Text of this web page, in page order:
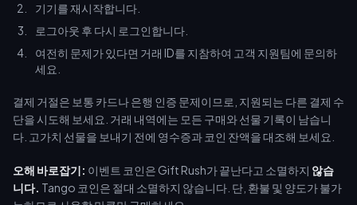
기기를 재시작합니다.
로그아웃 후 다시 로그인합니다.
여전히 문제가 있다면 거래 ID를 지참하여 고객 지원팀에 문의하
세요.
결제 거절은 보통 카드나 은행 인증 문제이므로, 지원되는 다른 결제 수
단을 시도해 보세요. 거래 내역에는 모든 구매와 선물 기록이 남습니
다. 고가치 선물을 보내기 전에 영수증과 코인 잔액을 대조해 보세요.
오해 바로잡기: 이벤트 코인은 Gift Rush가 끝난다고 소멸하지 않습
니다. Tango 코인은 절대 소멸하지 않습니다. 단, 환불 및 양도가 불가